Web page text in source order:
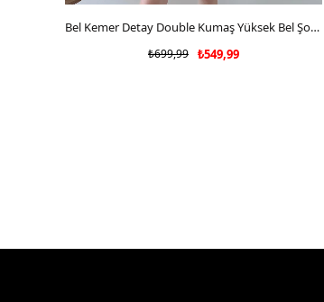
SEPETE EKLE
Bel Kemer Detay Double Kumaş Yüksek Bel Şort Beyaz 2228
₺549,99
₺699,99